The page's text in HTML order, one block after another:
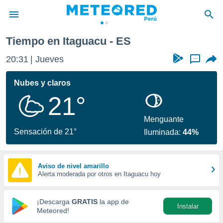
de
ha sido
calidad.
a este
las
y
forma
digital
basada
Tiempo en Itaguacu - ES
20:31 Jueves ...
Nubes y claros
21°
Sensación de 21°
Menguante
Iluminada:44%
Aviso de nivel amarillo
Alerta moderada por otros en Itaguacu hoy
¡Descarga GRATIS la app de
Meteored!
Instalar